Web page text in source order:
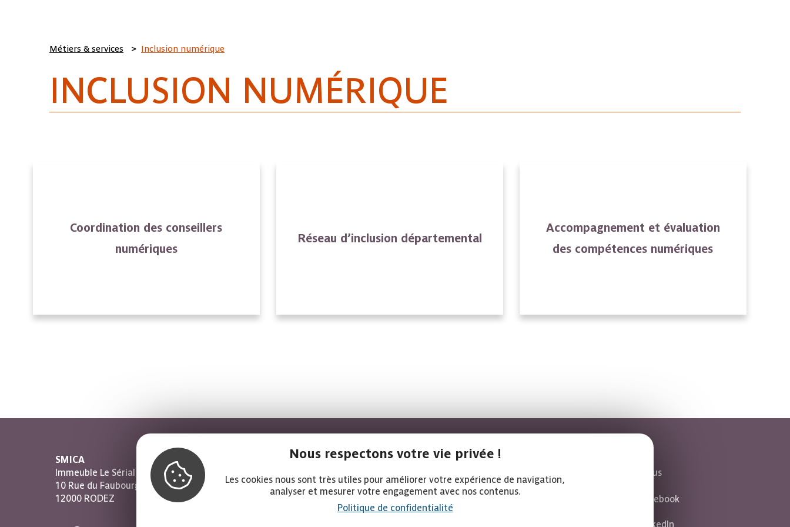
Nous respectons votre vie privée !
Les cookies nous sont très utiles pour améliorer votre expérience de navigation,
analyser et mesurer votre engagement avec nos contenus.
Politique de confidentialité
Métiers & services Inclusion numérique
INCLUSION NUMÉRIQUE
Coordination des conseillers
numériques
Réseau d’inclusion départemental
Accompagnement et évaluation
des compétences numériques
SMICA
Immeuble Le Sérial
10 Rue du Faubourg Lo Barri
12000 RODEZ
05 65 67 85 90
Suivez-nous
Facebook
LinkedIn